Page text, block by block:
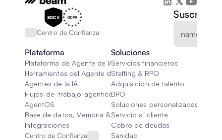
Centro de Confianza
Plataforma
Plataforma de Agente de IA
Herramientas del Agente de IA
Agentes de la IA
Flujos-de-trabajo-agenticos
AgentOS
Base de datos, Memoria & Trapo
Integraciones
Centro de Confianza
Soluciones
Servicios financieros
Staffing & RPO
Adquisición de talento
BPO
Soluciones personalizadas de IA
Servicio al cliente
Cobro de deudas
Sanidad